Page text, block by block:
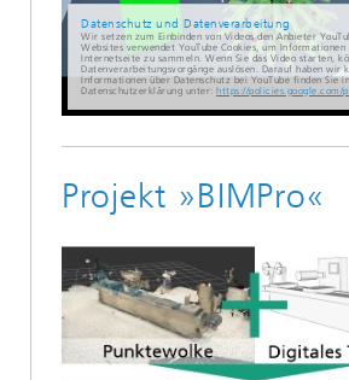
Datenschutz und Datenverarbeitung
Wir setzen zum Einbinden von Videos den Anbieter
Websites verwendet YouTube Cookies, um Informationen
Internetseite zu sammeln. Wenn Sie das Video starten,
Datenverarbeitungsvorgänge auslösen. Darauf haben wir
Informationen über Datenschutz bei YouTube finden Sie
Datenschutzerklärung unter: https://policies.google.com/
Projekt »BIMPro«